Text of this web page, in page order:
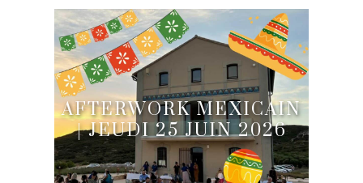
AFTERWORK MEXICAIN
| JEUDI 25 JUIN 2026